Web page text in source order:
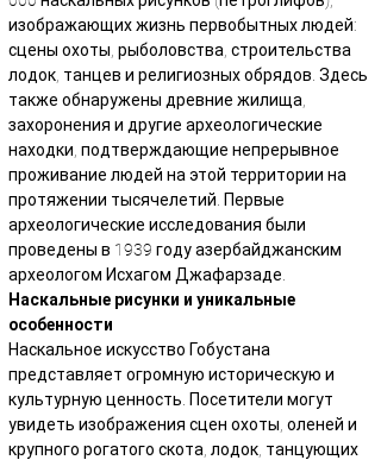
изображающих жизнь первобытных людей:
сцены охоты, рыболовства, строительства
лодок, танцев и религиозных обрядов. Здесь
также обнаружены древние жилища,
захоронения и другие археологические
находки, подтверждающие непрерывное
проживание людей на этой территории на
протяжении тысячелетий. Первые
археологические исследования были
проведены в 1939 году азербайджанским
археологом Исхагом Джафарзаде.
Наскальные рисунки и уникальные
особенности
Наскальное искусство Гобустана
представляет огромную историческую и
культурную ценность. Посетители могут
увидеть изображения сцен охоты, оленей и
крупного рогатого скота, лодок, танцующих